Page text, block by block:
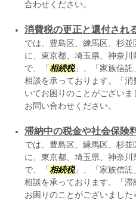
合わせください。
消費税の更正と還付され
では、豊島区、練馬区、杉
に、東京都、埼玉県、神奈
で、「 相続税」、「家族信託
相談を承っております。「
いてお困りのことがござい
お問い合わせください。
滞納中の税金や社会保険
では、豊島区、練馬区、杉
に、東京都、埼玉県、神奈
で、「 相続税」、「家族信託
相談を承っております。「
お困りのことがございまし